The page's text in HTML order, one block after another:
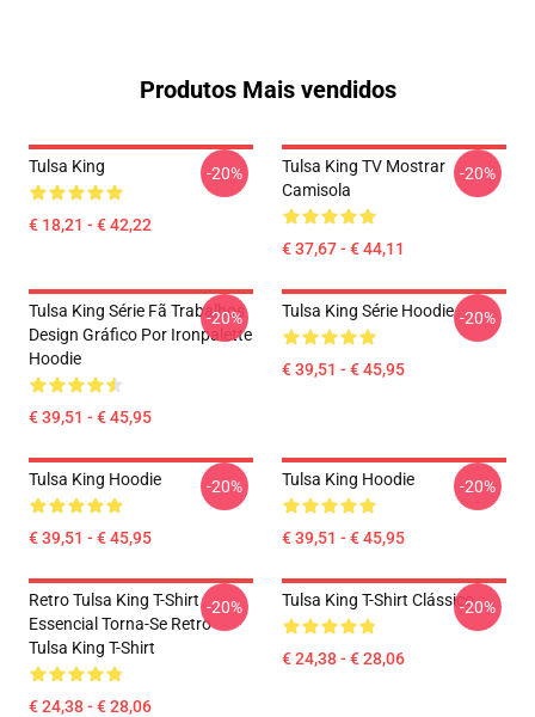
Produtos Mais vendidos
Tulsa King
€ 18,21 - € 42,22
-20%
Tulsa King TV Mostrar
Camisola
€ 37,67 - € 44,11
-20%
Tulsa King Série Fã Trabalhos
Design Gráfico Por Ironpalette
Hoodie
€ 39,51 - € 45,95
-20% Tulsa King Série Hoodie
€ 39,51 - € 45,95
-20%
Tulsa King Hoodie
€ 39,51 - € 45,95
-20% Tulsa King Hoodie
€ 39,51 - € 45,95
-20%
Retro Tulsa King T-Shirt
Essencial Torna-Se Retro
Tulsa King T-Shirt
€ 24,38 - € 28,06
-20% Tulsa King T-Shirt Clássico
€ 24,38 - € 28,06
-20%